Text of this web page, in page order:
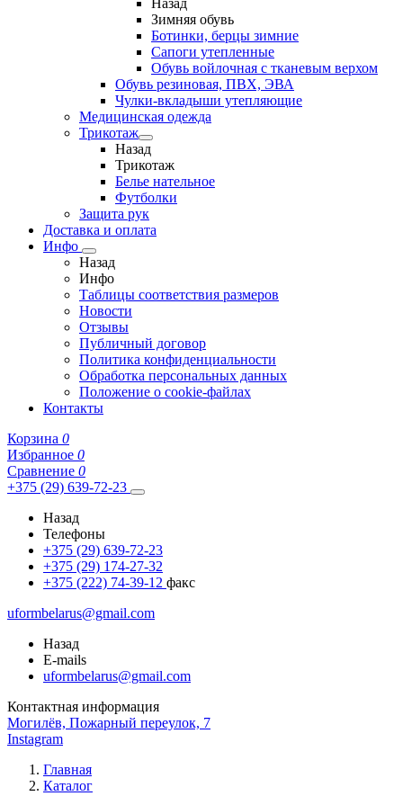
Назад
Зимняя обувь
Ботинки, берцы зимние
Сапоги утепленные
Обувь войлочная с тканевым верхом
Обувь резиновая, ПВХ, ЭВА
Чулки-вкладыши утепляющие
Медицинская одежда
Трикотаж
Назад
Трикотаж
Белье нательное
Футболки
Защита рук
Доставка и оплата
Инфо
Назад
Инфо
Таблицы соответствия размеров
Новости
Отзывы
Публичный договор
Политика конфиденциальности
Обработка персональных данных
Положение о cookie-файлах
Контакты
Корзина 0
Избранное 0
Сравнение 0
+375 (29) 639-72-23
Назад
Телефоны
+375 (29) 639-72-23
+375 (29) 174-27-32
+375 (222) 74-39-12 факс
uformbelarus@gmail.com
Назад
E-mails
uformbelarus@gmail.com
Контактная информация
Могилёв, Пожарный переулок, 7
Instagram
Главная
Каталог